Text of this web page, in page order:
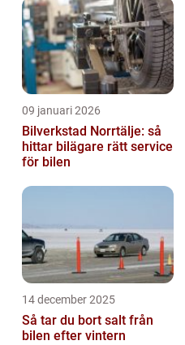
09 januari 2026
Bilverkstad Norrtälje: så
hittar bilägare rätt service
för bilen
14 december 2025
Så tar du bort salt från
bilen efter vintern